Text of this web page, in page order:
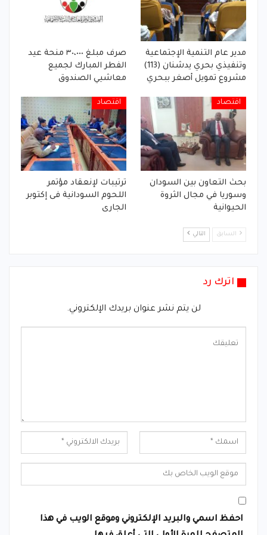
مدير عام التنمية الإجتماعية
وتنفيذي بحري يدشنان (113)
مشروع تمويل أصغر ببحري
صرف مبلغ ٣٠،٠٠٠ منحة عيد
الفطر المبارك لجميع
معاشيي الصندوق
اقتصاد
بحث التعاون بين السودان
وسوريا في مجال الثروة
الحيوانية
اقتصاد
ترتيبات لإنعقاد مؤتمر
اللحوم السودانية فى إكتوبر
الجارى
السابق التالي
اترك رد
لن يتم نشر عنوان بريدك الإلكتروني.
احفظ اسمي والبريد الإلكتروني وموقع الويب في هذا